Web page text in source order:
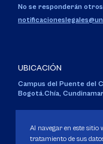
No se responderán
UBICACIÓN
Campus del Puente del
Bogotá.Chía,
Personería Jurídica:
Ministerio de Educación
Al navegar en este sitio
tratamiento de sus